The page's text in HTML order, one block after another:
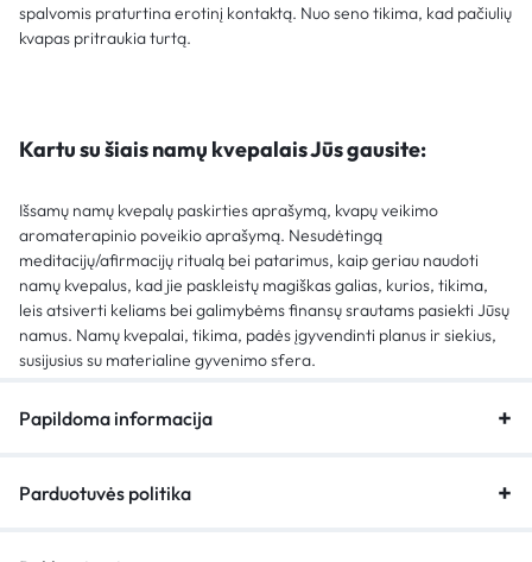
spalvomis praturtina erotinį kontaktą. Nuo seno tikima, kad pačiulių
kvapas pritraukia turtą.
Kartu su šiais namų kvepalais Jūs gausite:
Išsamų namų kvepalų paskirties aprašymą, kvapų veikimo
aromaterapinio poveikio aprašymą. Nesudėtingą
meditacijų/afirmacijų ritualą bei patarimus, kaip geriau naudoti
namų kvepalus, kad jie paskleistų magiškas galias, kurios, tikima,
leis atsiverti keliams bei galimybėms finansų srautams pasiekti Jūsų
namus. Namų kvepalai, tikima, padės įgyvendinti planus ir siekius,
susijusius su materialine gyvenimo sfera.
Papildoma informacija
Parduotuvės politika